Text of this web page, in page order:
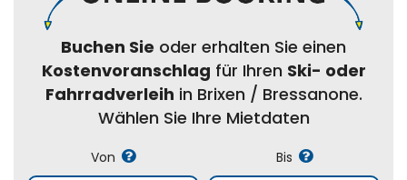
Buchen Sie oder erhalten Sie einen
Kostenvoranschlag für Ihren Ski- oder
Fahrradverleih in Brixen / Bressanone.
Wählen Sie Ihre Mietdaten
Von Bis